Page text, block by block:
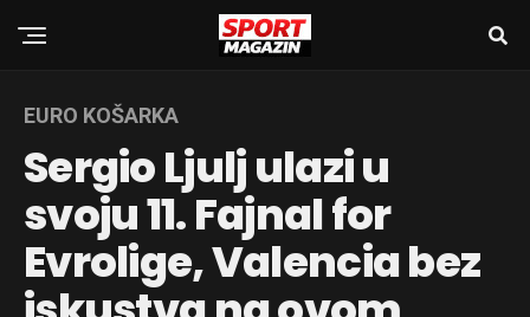
EURO KOŠARKA
Sergio Ljulj ulazi u
svoju 11. Fajnal for
Evrolige, Valencia bez